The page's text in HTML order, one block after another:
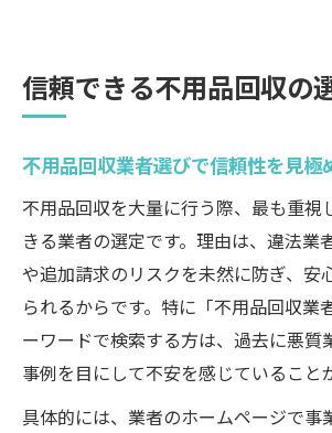
信頼できる不用品回収の
不用品回収業者選びで信頼性を見極
不用品回収を大量に行う際、最も重視
きる業者の選定です。理由は、違法業
や追加請求のリスクを未然に防ぎ、安
られるからです。特に「不用品回収業
ーワードで検索する方は、過去に悪質
事例を目にして不安を感じていること
具体的には、業者のホームページで事